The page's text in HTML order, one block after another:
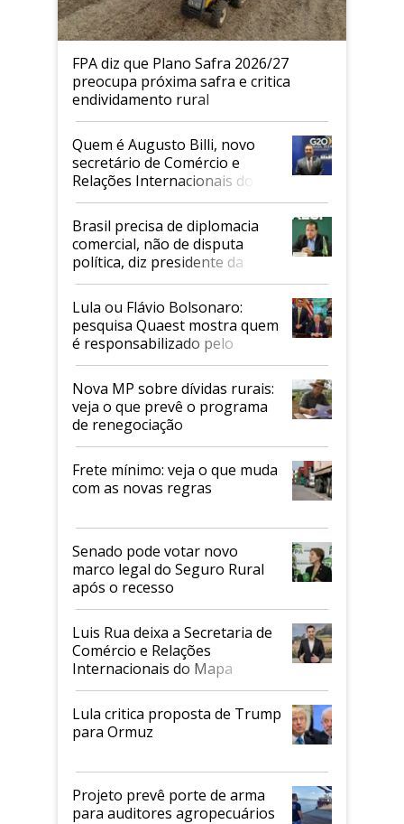
FPA diz que Plano Safra 2026/27
preocupa próxima safra e critica
endividamento rural
Quem é Augusto Billi, novo
secretário de Comércio e
Relações Internacionais do
Mapa
Brasil precisa de diplomacia
comercial, não de disputa
política, diz presidente da
Faesp
Lula ou Flávio Bolsonaro:
pesquisa Quaest mostra quem
é responsabilizado pelo
tarifaço dos EUA
Nova MP sobre dívidas rurais:
veja o que prevê o programa
de renegociação
Frete mínimo: veja o que muda
com as novas regras
Senado pode votar novo
marco legal do Seguro Rural
após o recesso
Luis Rua deixa a Secretaria de
Comércio e Relações
Internacionais do Mapa
Lula critica proposta de Trump
para Ormuz
Projeto prevê porte de arma
para auditores agropecuários